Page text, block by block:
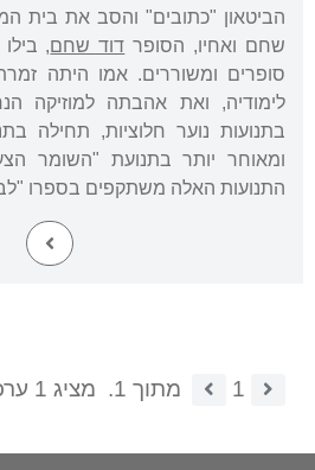
הביטאון "כתובים" והסב את בית
שחם ואחיו, הסופר דוד שחם,
סופרים ומשוררים. אמו היתה
לימודיה, ואת אהבתה למוזיקה
בתנועות נוער חלוציות, תחילה
ומאוחר יותר בתנועת "השומר
התנועות האלה משתקפים בספרו "לב תל
1 מתוך 1. מציג 1 ערכים.